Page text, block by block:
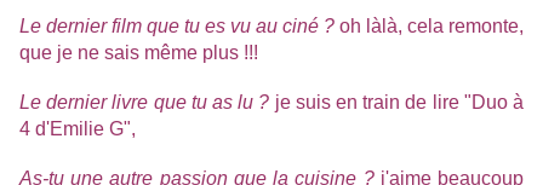
Le dernier film que tu es vu au ciné ? oh làlà, cela remonte,
que je ne sais même plus !!!
Le dernier livre que tu as lu ? je suis en train de lire "Duo à
4 d'Emilie G",
As-tu une autre passion que la cuisine ?j'aime beaucoup